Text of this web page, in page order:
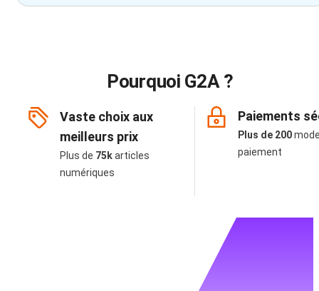
Pourquoi G2A ?
Vaste choix aux
meilleurs prix
Plus de 75karticles
numériques
Paiements
Plus de 200
paiement